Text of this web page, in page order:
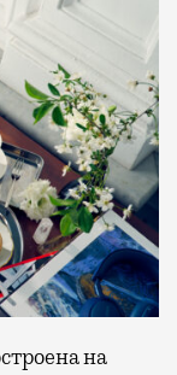
на